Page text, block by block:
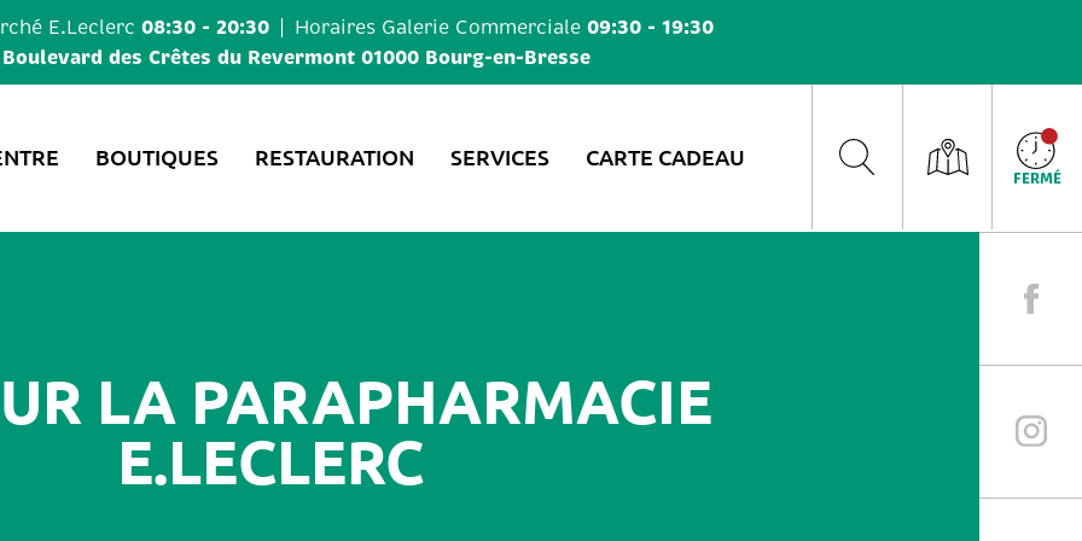
E.Leclerc 08:30 - 20:30 Horaires Galerie Commerciale 09:30 - 19:30
des Crêtes du Revermont 01000 Bourg-en-Bresse
BOUTIQUES RESTAURATION SERVICES CARTE CADEAU
FERMÉ
LA PARAPHARMACIE
E.LECLERC